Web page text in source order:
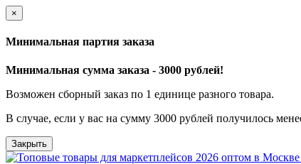
×
Минимальная партия заказа
Минимальная сумма заказа - 3000 рублей!
Возможен сборный заказ по 1 единице разного товара.
В случае, если у вас на сумму 3000 рублей получилось
Закрыть